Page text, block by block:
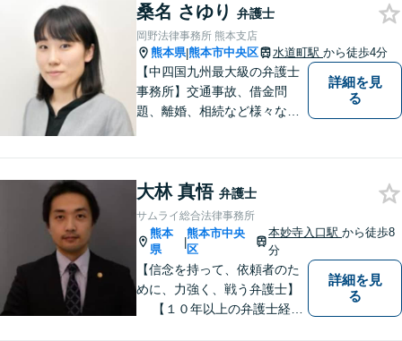
ート。企業からのご相談も承
ります【交通事故】弁護士費
用特約の利用可【夜間・休日
面談可】
桑名 さゆり 弁護士
岡野法律事務所 熊本支店
熊本県|熊本市中央区 水道町駅 から徒歩4分
【中四国九州最大級の弁護士
事務所】交通事故、借金問
題、離婚、相続など様々な問
い！
詳細を見
る
大林 真悟 弁護士
サムライ総合法律事務所
熊本
県
|
熊本市中央
区
本妙寺入口駅から徒歩8
分
【信念を持って、依頼者のた
めに、力強く、戦う弁護士】
【１０年以上の弁護士経
詳細を見
る